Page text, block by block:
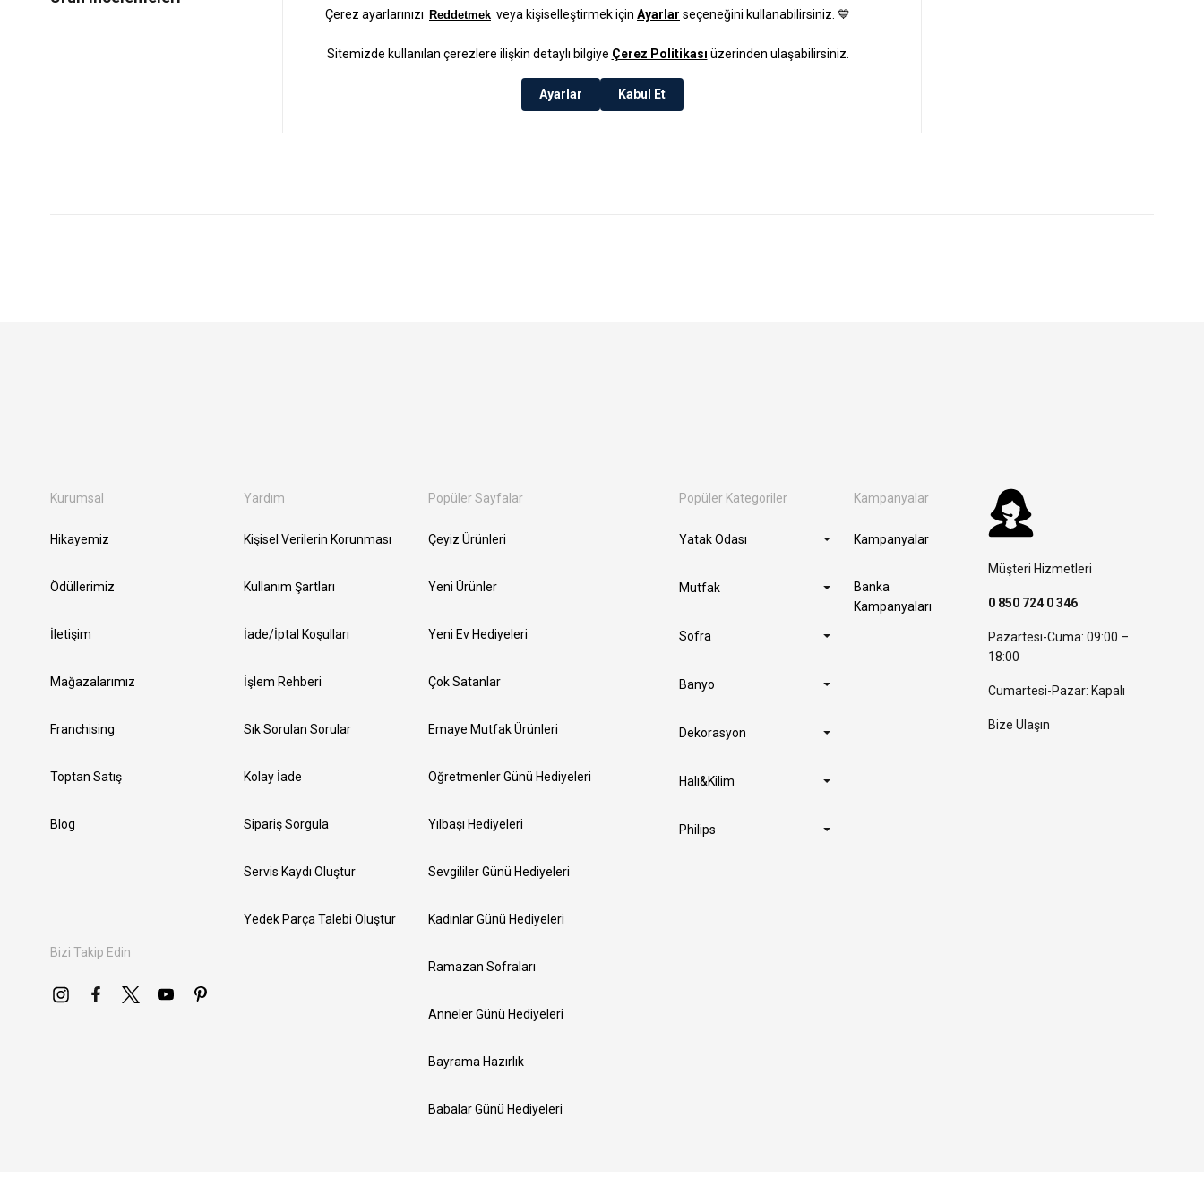
Kurumsal
Hikayemiz
Ödüllerimiz
İletişim
Mağazalarımız
Franchising
Toptan Satış
Blog
Bizi Takip Edin
Yardım
Kişisel Verilerin Korunması
Kullanım Şartları
İade/İptal Koşulları
İşlem Rehberi
Sık Sorulan Sorular
Kolay İade
Sipariş Sorgula
Servis Kaydı Oluştur
Yedek Parça Talebi Oluştur
Popüler Sayfalar
Çeyiz Ürünleri
Yeni Ürünler
Yeni Ev Hediyeleri
Çok Satanlar
Emaye Mutfak Ürünleri
Öğretmenler Günü Hediyeleri
Yılbaşı Hediyeleri
Sevgililer Günü Hediyeleri
Kadınlar Günü Hediyeleri
Ramazan Sofraları
Anneler Günü Hediyeleri
Bayrama Hazırlık
Babalar Günü Hediyeleri
Popüler Kategoriler
Yatak Odası
Mutfak
Sofra
Banyo
Dekorasyon
Halı&Kilim
Philips
Kampanyalar
Kampanyalar
Banka
Kampanyaları
Müşteri Hizmetleri
0 850 724 0 346
Pazartesi-Cuma: 09:00 –
18:00
Cumartesi-Pazar: Kapalı
Bize Ulaşın